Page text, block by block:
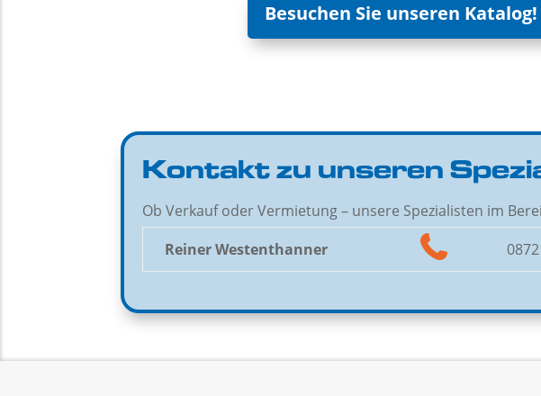
Besuchen Sie unseren Katalog!
Kontakt zu unseren
Ob Verkauf oder Vermietung – unsere Spezialisten im
Reiner Westenthanner